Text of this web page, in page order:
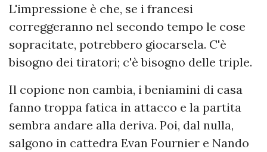
L'impressione è che, se i francesi
correggeranno nel secondo tempo le cose
sopracitate, potrebbero giocarsela. C'è
bisogno dei tiratori; c'è bisogno delle triple.
Il copione non cambia, i beniamini di casa
fanno troppa fatica in attacco e la partita
sembra andare alla deriva. Poi, dal nulla,
salgono in cattedra Evan Fournier e Nando